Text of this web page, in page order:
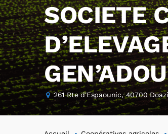
SOCIETE
261 Rte d'Espaounic, 40700